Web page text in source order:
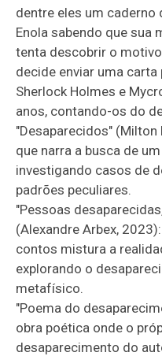
dentre eles um caderno
Enola sabendo que sua
tenta descobrir o
decide enviar uma
Sherlock Holmes e
anos, contando-os do
"Desaparecidos"
que narra a busca de
investigando casos de
padrões peculiares.
"Pessoas
(Alexandre Arbex,
contos mistura a
explorando o
metafísico.
"Poema do
obra poética onde o
desaparecimento do